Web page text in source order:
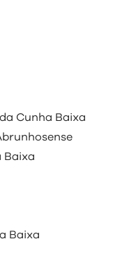
Cunha Baixa
Baixa
Baixa